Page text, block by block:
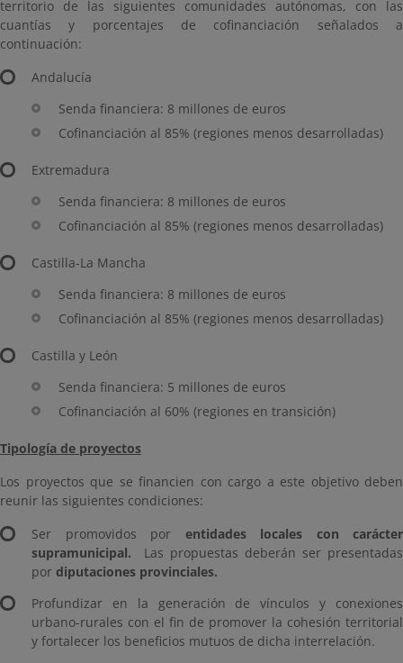
territorio de las siguientes comunidades autónomas, con las
cuantías y porcentajes de cofinanciación señalados a
continuación:
Andalucía
Senda financiera: 8 millones de euros
Cofinanciación al 85% (regiones menos desarrolladas)
Extremadura
Senda financiera: 8 millones de euros
Cofinanciación al 85% (regiones menos desarrolladas)
Castilla-La Mancha
Senda financiera: 8 millones de euros
Cofinanciación al 85% (regiones menos desarrolladas)
Castilla y León
Senda financiera: 5 millones de euros
Cofinanciación al 60% (regiones en transición)
Tipología de proyectos
Los proyectos que se financien con cargo a este objetivo deben
reunir las siguientes condiciones:
Ser promovidos por entidades locales con carácter
supramunicipal. Las propuestas deberán ser presentadas
por diputaciones provinciales.
Profundizar en la generación de vínculos y conexiones
urbano-rurales con el fin de promover la cohesión territorial
y fortalecer los beneficios mutuos de dicha interrelación.